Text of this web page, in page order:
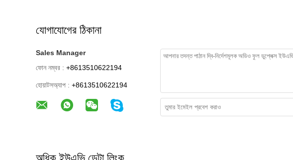
যোগাযোগের ঠিকানা
Sales Manager
ফোন নম্বর : +8613510622194
হোয়াটসঅ্যাপ : +8613510622194